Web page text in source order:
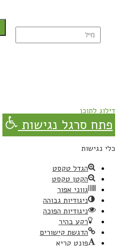
דילוג לתוכן
פתח סרגל נגישות
כלי נגישות
הגדל טקסט
הקטן טקסט
גווני אפור
ניגודיות גבוהה
ניגודיות הפוכה
רקע בהיר
הדגשת קישורים
פונט קריא